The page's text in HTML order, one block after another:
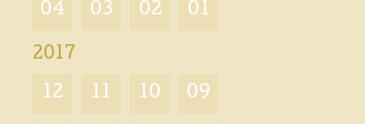
04 03 02 01
2017
12 11 10 09